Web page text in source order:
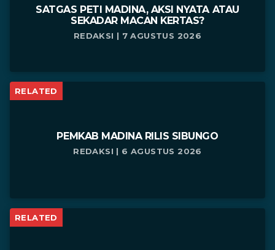
SATGAS PETI MADINA, AKSI NYATA ATAU
SEKADAR MACAN KERTAS?
REDAKSI | 7 AGUSTUS 2026
RELATED
PEMKAB MADINA RILIS SIBUNGO
REDAKSI | 6 AGUSTUS 2026
RELATED